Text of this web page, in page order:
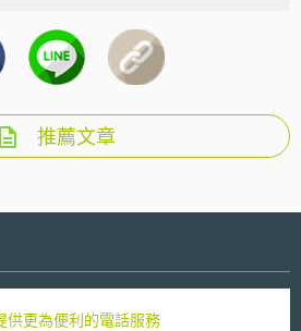
推薦文章
供更為便利的電話服務